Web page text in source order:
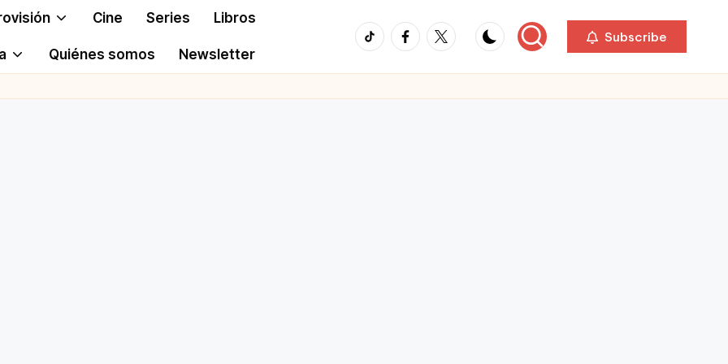
Cine Series Libros
Quiénes somos Newsletter
TikTokFacebook
Twitter Subscribe